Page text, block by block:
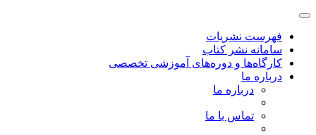
فهرست نشریات
سامانه نشر کتاب
کارگاه‌ها و دوره‌های آموزشی تخصصی
درباره ما
درباره ما
تماس با ما